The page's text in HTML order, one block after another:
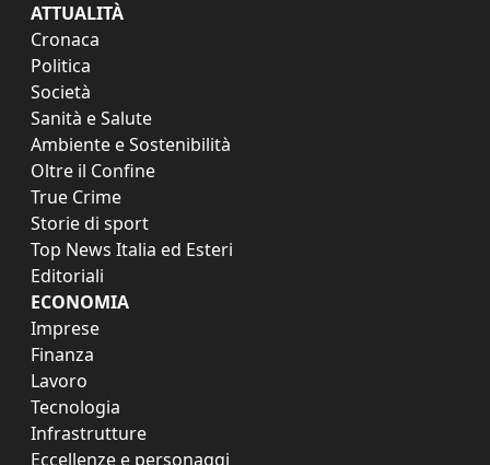
ATTUALITÀ
Cronaca
Politica
Società
Sanità e Salute
Ambiente e Sostenibilità
Oltre il Confine
True Crime
Storie di sport
Top News Italia ed Esteri
Editoriali
ECONOMIA
Imprese
Finanza
Lavoro
Tecnologia
Infrastrutture
Eccellenze e personaggi